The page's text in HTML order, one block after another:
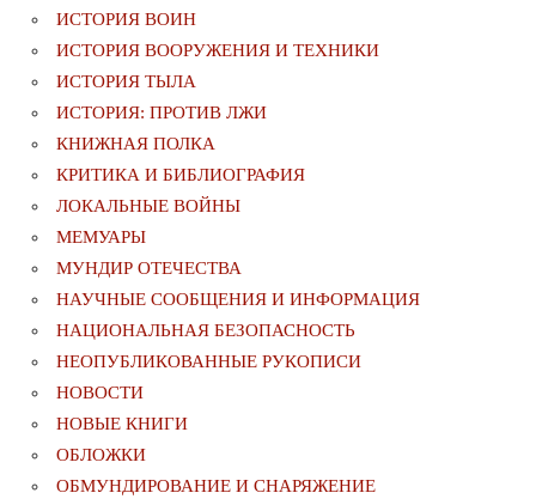
ИСТОРИЯ ВОИН
ИСТОРИЯ ВООРУЖЕНИЯ И ТЕХНИКИ
ИСТОРИЯ ТЫЛА
ИСТОРИЯ: ПРОТИВ ЛЖИ
КНИЖНАЯ ПОЛКА
КРИТИКА И БИБЛИОГРАФИЯ
ЛОКАЛЬНЫЕ ВОЙНЫ
МЕМУАРЫ
МУНДИР ОТЕЧЕСТВА
НАУЧНЫЕ СООБЩЕНИЯ И ИНФОРМАЦИЯ
НАЦИОНАЛЬНАЯ БЕЗОПАСНОСТЬ
НЕОПУБЛИКОВАННЫЕ РУКОПИСИ
НОВОСТИ
НОВЫЕ КНИГИ
ОБЛОЖКИ
ОБМУНДИРОВАНИЕ И СНАРЯЖЕНИЕ